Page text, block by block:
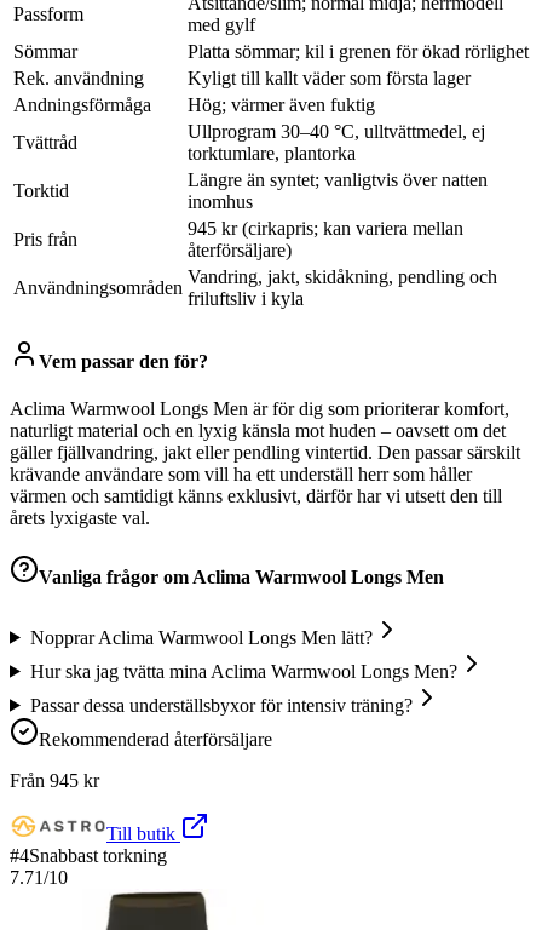
Passform
med gylf
Sömmar
Platta sömmar; kil i grenen för ökad rörlighet
Rek. användning
Kyligt till kallt väder som första lager
Andningsförmåga
Hög; värmer även fuktig
Tvättråd
Ullprogram 30–40 °C, ulltvättmedel, ej
torktumlare, plantorka
Torktid
Längre än syntet; vanligtvis över natten
inomhus
Pris från
945 kr (cirkapris; kan variera mellan
återförsäljare)
Användningsområden
Vandring, jakt, skidåkning, pendling och
friluftsliv i kyla
Vem passar den för?
Aclima Warmwool Longs Men är för dig som prioriterar komfort,
naturligt material och en lyxig känsla mot huden – oavsett om det
gäller fjällvandring, jakt eller pendling vintertid. Den passar särskilt
krävande användare som vill ha ett underställ herr som håller
värmen och samtidigt känns exklusivt, därför har vi utsett den till
årets lyxigaste val.
Vanliga frågor omAclima Warmwool Longs Men
Nopprar Aclima Warmwool Longs Men lätt?
Hur ska jag tvätta mina Aclima Warmwool Longs Men?
Passar dessa underställsbyxor för intensiv träning?
Rekommenderad återförsäljare
Från 945 kr
Till butik
#4Snabbast torkning
7.71/10